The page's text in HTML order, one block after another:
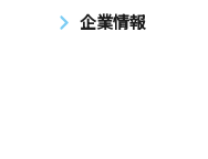
企業情報